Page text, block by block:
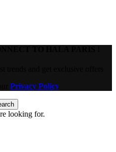
Privacy Policy
looking for.